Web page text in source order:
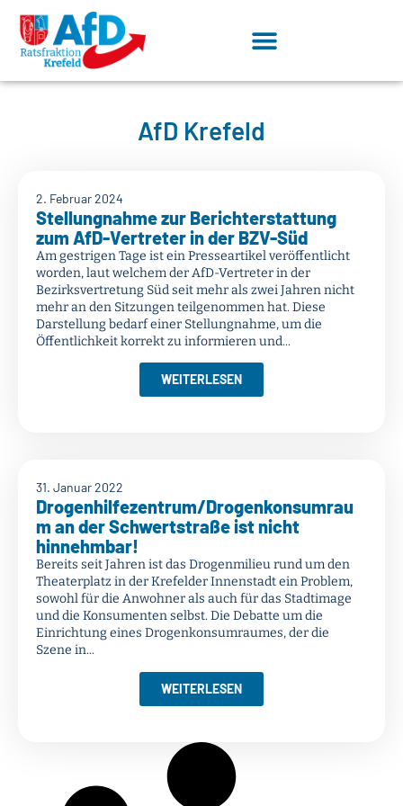
AfD Krefeld
2. Februar 2024
Stellungnahme zur Berichterstattung
zum AfD-Vertreter in der BZV-Süd
Am gestrigen Tage ist ein Presseartikel veröffentlicht
worden, laut welchem der AfD-Vertreter in der
Bezirksvertretung Süd seit mehr als zwei Jahren nicht
mehr an den Sitzungen teilgenommen hat. Diese
Darstellung bedarf einer Stellungnahme, um die
Öffentlichkeit korrekt zu informieren und...
WEITERLESEN
31. Januar 2022
Drogenhilfezentrum/Drogenkonsumrau
m an der Schwertstraße ist nicht
hinnehmbar!
Bereits seit Jahren ist das Drogenmilieu rund um den
Theaterplatz in der Krefelder Innenstadt ein Problem,
sowohl für die Anwohner als auch für das Stadtimage
und die Konsumenten selbst. Die Debatte um die
Einrichtung eines Drogenkonsumraumes, der die
Szene in...
WEITERLESEN